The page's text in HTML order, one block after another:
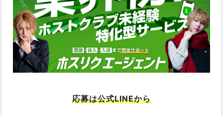
応募は公式LINEから